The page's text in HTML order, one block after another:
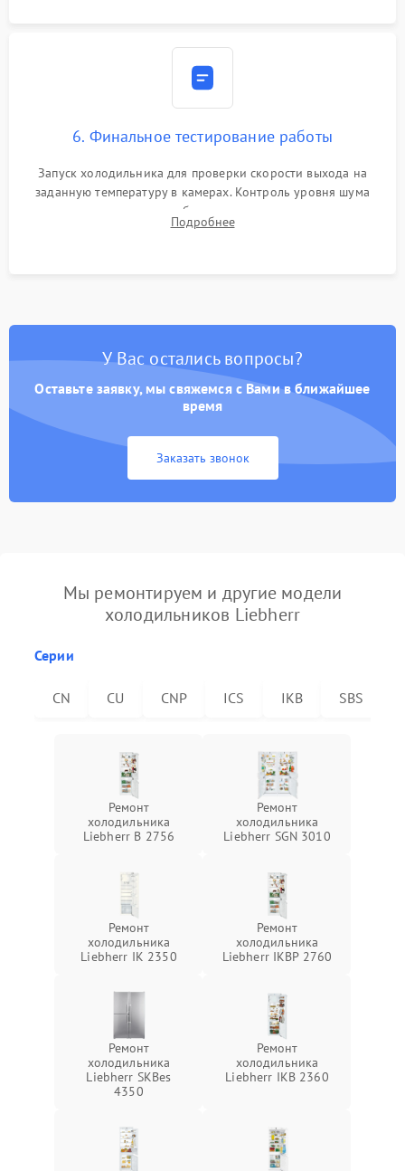
6. Финальное тестирование работы
Запуск холодильника для проверки скорости выхода на
заданную температуру в камерах. Контроль уровня шума
компрессора, отсутствия обмерзания стенок и корректного
срабатывания системы автоматической оттайки.
Подробнее
У Вас остались вопросы?
Оставьте заявку, мы свяжемся с Вами в ближайшее
время
Заказать звонок
Мы ремонтируем и другие модели
холодильников Liebherr
Серии
CN CU CNP ICS IKB SBS
Ремонт
холодильника
Liebherr B 2756
Ремонт
холодильника
Liebherr SGN 3010
Ремонт
холодильника
Liebherr IK 2350
Ремонт
холодильника
Liebherr IKBP 2760
Ремонт
холодильника
Liebherr SKBes
4350
Ремонт
холодильника
Liebherr IKB 2360